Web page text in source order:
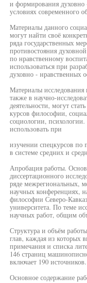
и формирования духовно
условиях современного
Материалы данного
могут найти своё
ряда государственных
противостояния
по нравственному
использоваться при
духовно - нравственных
Материалы исследования
также в научно-
деятельности, могут
курсов философии,
социологии,
использовать при
изучении спецкурсов
в системе средних и
Апробация работы.
диссертационного
ряде межрегиональных,
научных конференциях,
философии Северо-
университета. По теме
научных работ, общим
Структура и объём
глав, каждая из которых
примечания и списка
146 страниц
включает 190 источников.
Основное содержание